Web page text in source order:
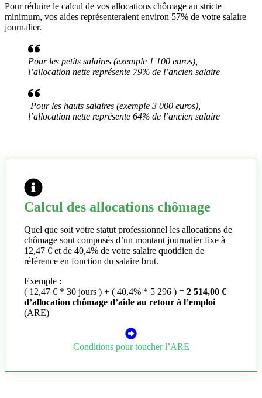
Pour réduire le calcul de vos allocations chômage au stricte
minimum, vos aides représenteraient environ 57% de votre salaire
journalier.
Pour les petits salaires (exemple 1 100 euros),
l’allocation nette représente 79% de l’ancien salaire
Pour les hauts salaires (exemple 3 000 euros),
l’allocation nette représente 64% de l’ancien salaire
Calcul des allocations chômage
Quel que soit votre statut professionnel les allocations de
chômage sont composés d’un montant journalier fixe à
12,47 € et de 40,4% de votre salaire quotidien de
référence en fonction du salaire brut.
Exemple :
( 12,47 € * 30 jours ) + ( 40,4% * 5 296 ) = 2 514,00 €
d’allocation chômage d’aide au retour à l’emploi
(ARE)
Conditions pour toucher l’ARE